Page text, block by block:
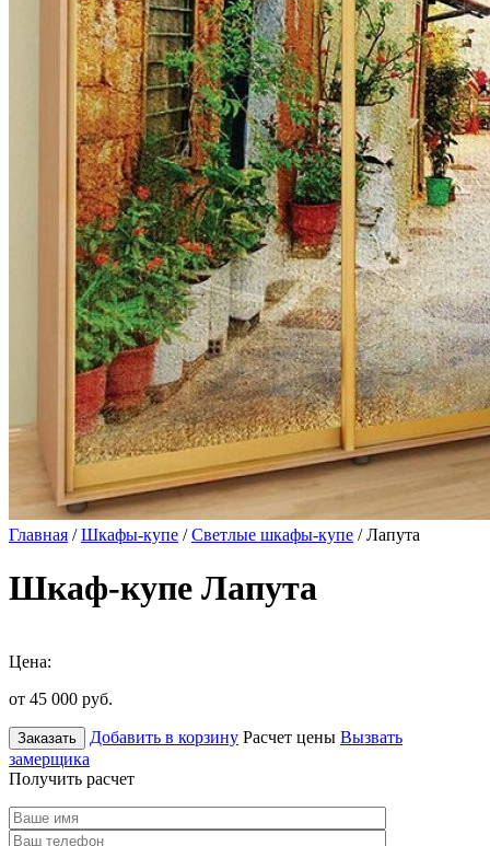
Главная /Шкафы-купе /Светлые шкафы-купе / Лапута
Шкаф-купе Лапута
Цена:
от 45 000 руб.
Заказать Добавить в корзину Расчет цены Вызвать
замерщика
Получить расчет